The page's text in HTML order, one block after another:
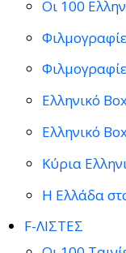
Οι 100
Ελληνικό
Ελληνικό
Κύρια
Η Ελλάδα
F-ΛΙΣΤΕΣ